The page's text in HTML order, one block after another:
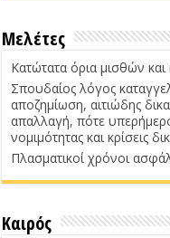
Μελέτες
Κατώτατα όρια μισθών
Σπουδαίος λόγος
αποζημίωση, αιτιώδης
απαλλαγή, πότε
νομιμότητας και κρίσεις
Πλασματικοί χρόνοι
Καιρός